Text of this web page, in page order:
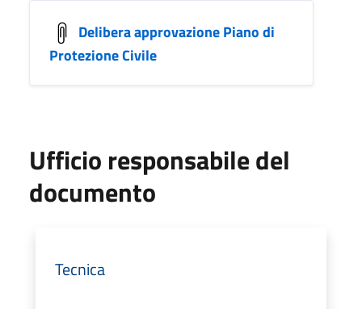
Delibera approvazione Piano di
Protezione Civile
Ufficio responsabile del
documento
Tecnica